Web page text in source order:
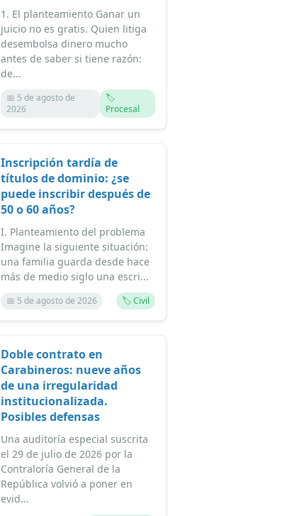
1. El planteamiento Ganar un
juicio no es gratis. Quien litiga
desembolsa dinero mucho
antes de saber si tiene razón:
de...
📅 5 de agosto de
2026
🏷️
Procesal
Inscripción tardía de
títulos de dominio: ¿se
puede inscribir después de
50 o 60 años?
I. Planteamiento del problema
Imagine la siguiente situación:
una familia guarda desde hace
más de medio siglo una escri...
📅 5 de agosto de 2026 🏷️ Civil
Doble contrato en
Carabineros: nueve años
de una irregularidad
institucionalizada.
Posibles defensas
Una auditoría especial suscrita
el 29 de julio de 2026 por la
Contraloría General de la
República volvió a poner en
evid...